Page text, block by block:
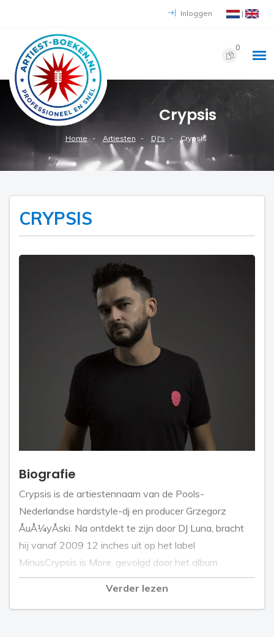
Inloggen |
0
Crypsis
Home Artiesten DJ's Crypsis
CRYPSIS
Biografie
Crypsis is de artiestennaam van de Pools-
Nederlandse hardstyle-dj en producer Grzegorz
ÅuÅ¼yÅski. Na ontdekt te zijn door DJ Luna, bracht
hij vanaf 2009 12 inches uit op het label
MinusCrypsis is More, gevolgd door het album
Cryptology in 2012. Crypsis heeft op festivals
RAI, Bassleader in Flanders Expo en Decibel en trad
Verder lezen